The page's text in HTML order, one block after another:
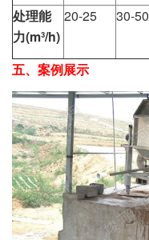
处理能
力(m³/h)
20-25 30-50
五、案例展示